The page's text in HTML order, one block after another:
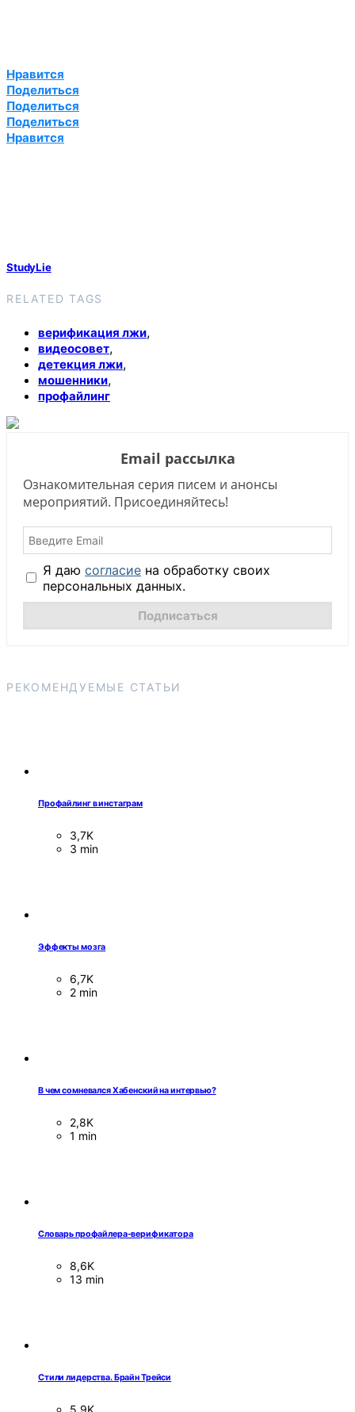
Нравится
Поделиться
Поделиться
Поделиться
Нравится
StudyLie
RELATED TAGS
верификация лжи,
видеосовет,
детекция лжи,
мошенники,
профайлинг
Email рассылка
Ознакомительная серия писем и анонсы
мероприятий. Присоединяйтесь!
Я даю согласие на обработку своих
персональных данных.
РЕКОМЕНДУЕМЫЕ СТАТЬИ
Профайлинг в инстаграм
3,7K
3 min
Эффекты мозга
6,7K
2 min
В чем сомневался Хабенский на интервью?
2,8K
1 min
Словарь профайлера-верификатора
8,6K
13 min
Стили лидерства. Брайн Трейси